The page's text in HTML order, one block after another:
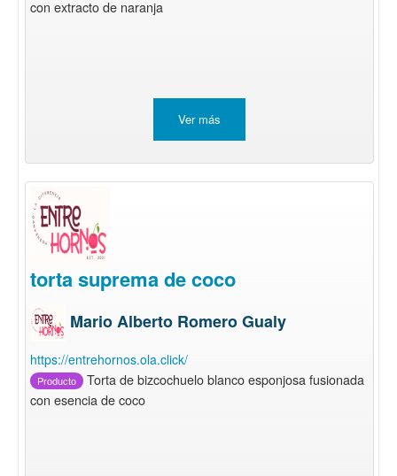
con extracto de naranja
Ver más
torta suprema de coco
Mario Alberto Romero Gualy
https://entrehornos.ola.click/
Producto
Torta de bizcochuelo blanco esponjosa fusionada
con esencia de coco